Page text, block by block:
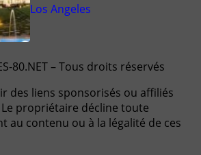
Los Angeles
80.NET – Tous droits réservés
des liens sponsorisés ou affiliés
propriétaire décline toute
au contenu ou à la légalité de ces